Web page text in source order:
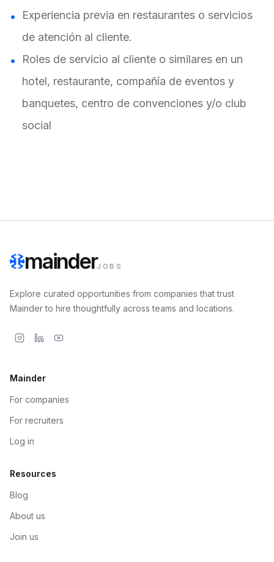
Experiencia previa en restaurantes o servicios
de atención al cliente.
Roles de servicio al cliente o similares en un
hotel, restaurante, compañía de eventos y
banquetes, centro de convenciones y/o club
social
mainderJOBS
Explore curated opportunities from companies that trust
Mainder to hire thoughtfully across teams and locations.
Mainder
For companies
For recruiters
Log in
Resources
Blog
About us
Join us